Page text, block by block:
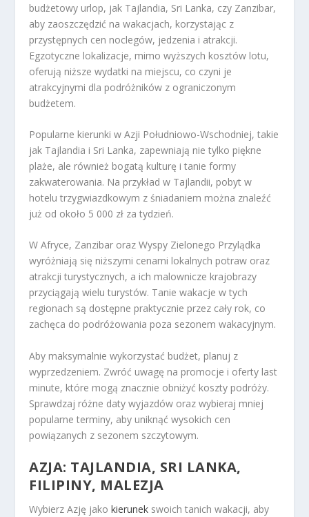
budżetowy urlop, jak Tajlandia, Sri Lanka, czy Zanzibar,
aby zaoszczędzić na wakacjach, korzystając z
przystępnych cen noclegów, jedzenia i atrakcji.
Egzotyczne lokalizacje, mimo wyższych kosztów lotu,
oferują niższe wydatki na miejscu, co czyni je
atrakcyjnymi dla podróżników z ograniczonym
budżetem.
Popularne kierunki w Azji Południowo-Wschodniej, takie
jak Tajlandia i Sri Lanka, zapewniają nie tylko piękne
plaże, ale również bogatą kulturę i tanie formy
zakwaterowania. Na przykład w Tajlandii, pobyt w
hotelu trzygwiazdkowym z śniadaniem można znaleźć
już od około 5 000 zł za tydzień.
W Afryce, Zanzibar oraz Wyspy Zielonego Przylądka
wyróżniają się niższymi cenami lokalnych potraw oraz
atrakcji turystycznych, a ich malownicze krajobrazy
przyciągają wielu turystów. Tanie wakacje w tych
regionach są dostępne praktycznie przez cały rok, co
zachęca do podróżowania poza sezonem wakacyjnym.
Aby maksymalnie wykorzystać budżet, planuj z
wyprzedzeniem. Zwróć uwagę na promocje i oferty last
minute, które mogą znacznie obniżyć koszty podróży.
Sprawdzaj różne daty wyjazdów oraz wybieraj mniej
popularne terminy, aby uniknąć wysokich cen
powiązanych z sezonem szczytowym.
AZJA: TAJLANDIA, SRI LANKA,
FILIPINY, MALEZJA
Wybierz Azję jakokierunek swoich tanich wakacji, aby